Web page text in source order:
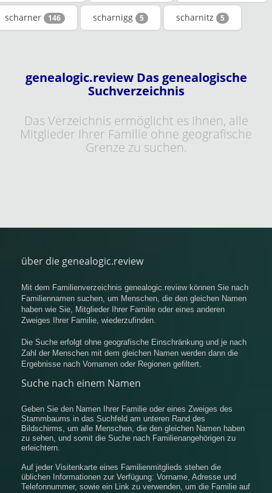
scharner 146 scharnigg 5 scharnitz 5
genealogic.review Das genealogische
Suchverzeichnis
Das Verzeichnis ermöglicht es Ihnen, alle
Mitglieder Ihrer Familie ohne geografische
Grenze zu suchen.
über die genealogic.review
Mit dem Familienverzeichnis genealogic.review können Sie nach
Familiennamen suchen, um Menschen, die den gleichen Namen
haben wie Sie, Mitglieder Ihrer Familie oder eines anderen
Zweiges Ihrer Familie, wiederzufinden.
Die Suche erfolgt ohne geografische Einschränkung und je nach
Zahl der Menschen mit dem gleichen Namen werden dann die
Ergebnisse nach Vornamen oder Regionen gefiltert.
Suche nach einem Namen
Geben Sie den Namen Ihrer Familie oder eines Zweiges des
Stammbaums in das Suchfeld am unteren Rand des
Bildschirms, um alle Menschen, die den gleichen Namen haben
zu sehen, und somit die Suche nach Familienangehörigen zu
erleichtern.
Auf jeder Visitenkarte eines Familienmitglieds stehen die
üblichen Informationen zur Verfügung: Vorname, Adresse und
Telefonnummer, sowie ein Link zu verwenden, um die Familie auf